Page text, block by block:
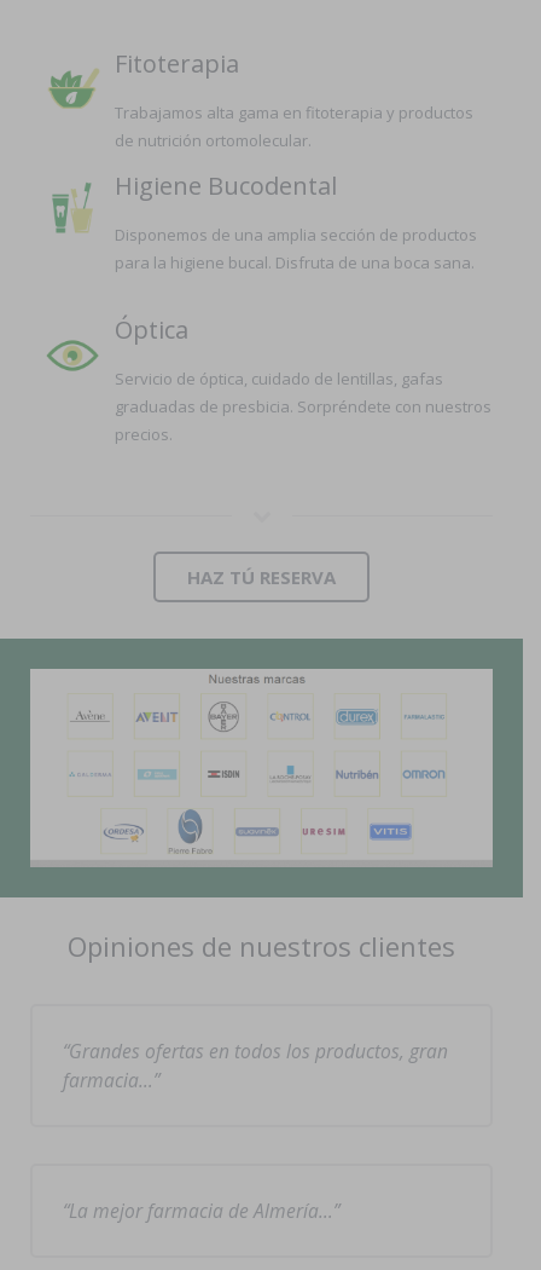
Fitoterapia
Trabajamos alta gama en fitoterapia y productos
de nutrición ortomolecular.
Higiene Bucodental
Disponemos de una amplia sección de productos
para la higiene bucal. Disfruta de una boca sana.
Óptica
Servicio de óptica, cuidado de lentillas, gafas
graduadas de presbicia. Sorpréndete con nuestros
precios.
HAZ TÚ RESERVA
Opiniones de nuestros clientes
Grandes ofertas en todos los productos, gran
farmacia…
La mejor farmacia de Almería…